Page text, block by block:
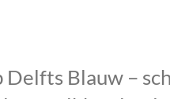
Delfts Blauw –